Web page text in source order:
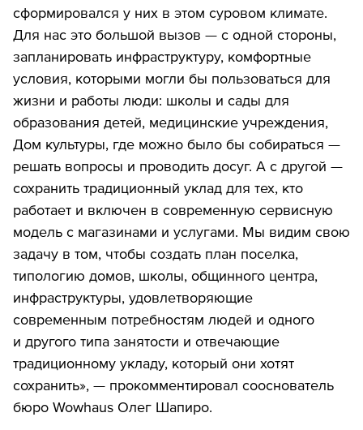
сформировался у них в этом суровом климате.
Для нас это большой вызов — с одной стороны,
запланировать инфраструктуру, комфортные
условия, которыми могли бы пользоваться для
жизни и работы люди: школы и сады для
образования детей, медицинские учреждения,
Дом культуры, где можно было бы собираться —
решать вопросы и проводить досуг. А с другой —
сохранить традиционный уклад для тех, кто
работает и включен в современную сервисную
модель с магазинами и услугами. Мы видим свою
задачу в том, чтобы создать план поселка,
типологию домов, школы, общинного центра,
инфраструктуры, удовлетворяющие
современным потребностям людей и одного
и другого типа занятости и отвечающие
традиционному укладу, который они хотят
сохранить», — прокомментировал сооснователь
бюро Wowhaus Олег Шапиро.